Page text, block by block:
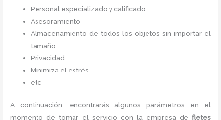
Personal especializado y calificado
Asesoramiento
Almacenamiento de todos los objetos sin importar el
tamaño
Privacidad
Minimiza el estrés
etc
A continuación, encontrarás algunos parámetros en el
momento de tomar el servicio con la empresa de fletes